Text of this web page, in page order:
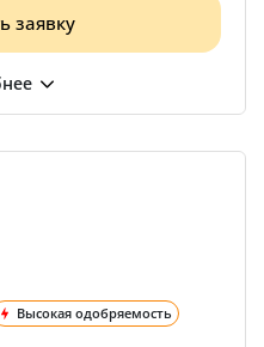
заявку
Высокая одобряемость